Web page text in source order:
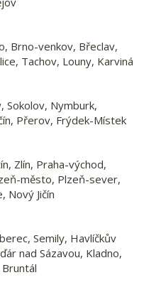
Brno-venkov, Břeclav,
Tachov, Louny, Karviná
Sokolov, Nymburk,
Přerov, Frýdek-Místek
Zlín, Praha-východ,
město, Plzeň-sever,
Nový Jičín
Semily, Havlíčkův
nad Sázavou, Kladno,